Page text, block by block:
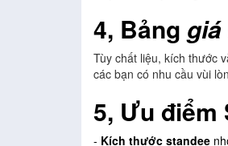
4, Bảng
Tùy chất liệu, kích thước
các bạn có nhu cầu vùi
5, Ưu điểm
- Kích thước standee